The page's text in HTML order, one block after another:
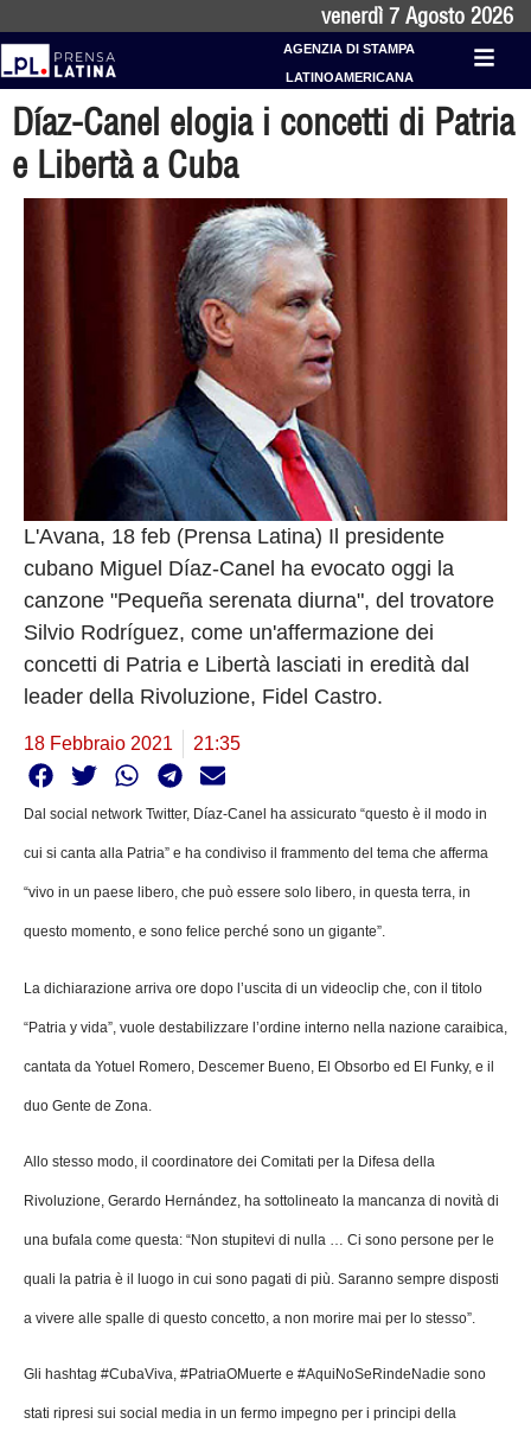
venerdì 7 Agosto 2026
AGENZIA DI STAMPA
LATINOAMERICANA
Díaz-Canel elogia i concetti di Patria
e Libertà a Cuba
L'Avana, 18 feb (Prensa Latina) Il presidente
cubano Miguel Díaz-Canel ha evocato oggi la
canzone "Pequeña serenata diurna", del trovatore
Silvio Rodríguez, come un'affermazione dei
concetti di Patria e Libertà lasciati in eredità dal
leader della Rivoluzione, Fidel Castro.
18 Febbraio 2021 21:35
Dal social network Twitter, Díaz-Canel ha assicurato “questo è il modo in
cui si canta alla Patria” e ha condiviso il frammento del tema che afferma
“vivo in un paese libero, che può essere solo libero, in questa terra, in
questo momento, e sono felice perché sono un gigante”.
La dichiarazione arriva ore dopo l’uscita di un videoclip che, con il titolo
“Patria y vida”, vuole destabilizzare l’ordine interno nella nazione caraibica,
cantata da Yotuel Romero, Descemer Bueno, El Obsorbo ed El Funky, e il
duo Gente de Zona.
Allo stesso modo, il coordinatore dei Comitati per la Difesa della
Rivoluzione, Gerardo Hernández, ha sottolineato la mancanza di novità di
una bufala come questa: “Non stupitevi di nulla … Ci sono persone per le
quali la patria è il luogo in cui sono pagati di più. Saranno sempre disposti
a vivere alle spalle di questo concetto, a non morire mai per lo stesso”.
Gli hashtag #CubaViva, #PatriaOMuerte e #AquiNoSeRindeNadie sono
stati ripresi sui social media in un fermo impegno per i principi della